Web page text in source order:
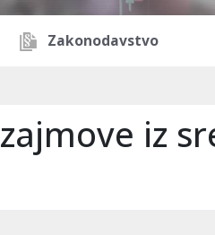
Zakonodavstvo
iz